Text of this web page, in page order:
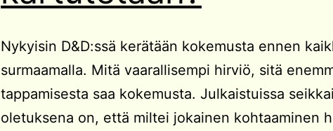
Nykyisin D&D:ssä kerätään kokemusta ennen
surmaamalla. Mitä vaarallisempi hirviö, sitä
tappamisesta saa kokemusta. Julkaistuissa
oletuksena on, että miltei jokainen kohtaaminen